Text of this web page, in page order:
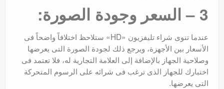
3 – السعر وجودة الصورة:
عندما تنوى شراء تليفزيون «HD» ستلاحظ اختلافاً واضحاً فى
الأسعار بين الأجهزة، ويرجع ذلك لجودة الصورة التى يعرضها
وصلاحية الجهاز بالإضافة إلى العلامة التجارية له، فلا تعتمد فى
اختبارك للجهاز الذى ترغب فى شرائه على الرسوم المتحركة
التى يعرضها.